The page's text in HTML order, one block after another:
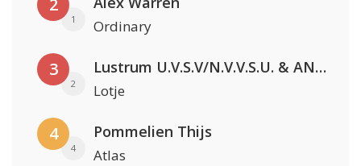
2
1 Ordinary
3
2
Lustrum U.V.S.V/N.V.V.S.U. & ANNO ONS & Jopke van Dobbenburgh & Roeland Beelen
Lotje
4
4
Pommelien Thijs
Atlas